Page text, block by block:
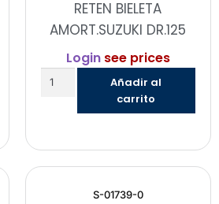
RETEN BIELETA
AMORT.SUZUKI DR.125
Loginsee prices
Añadir al
carrito
S-01739-0